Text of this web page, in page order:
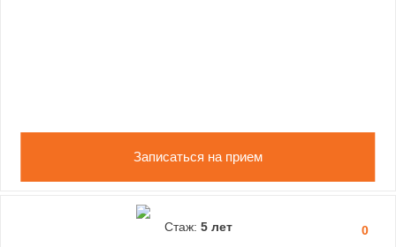
Записаться на прием
0
Стаж: 5 лет